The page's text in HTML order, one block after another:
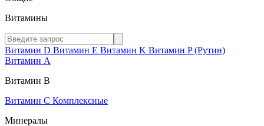
Витамины
Витамин D Витамин E Витамин K Витамин P (Рутин)
Витамин А
Витамин В
Витамин C Комплексные
Минералы